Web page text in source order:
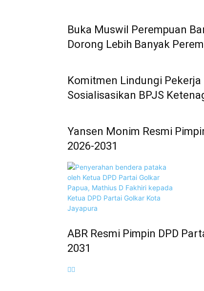
Buka Muswil Perempuan
Dorong Lebih Banyak
Komitmen Lindungi Pekerja
Sosialisasikan BPJS
Yansen Monim Resmi
2026-2031
ABR Resmi Pimpin DPD
2031